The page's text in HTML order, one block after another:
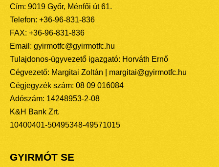
Cím: 9019 Győr, Ménfői út 61.
Telefon: +36-96-831-836
FAX: +36-96-831-836
Email: gyirmotfc@gyirmotfc.hu
Tulajdonos-ügyvezető igazgató: Horváth Ernő
Cégvezető: Margitai Zoltán | margitai@gyirmotfc.hu
Cégjegyzék szám: 08 09 016084
Adószám: 14248953-2-08
K&H Bank Zrt.
10400401-50495348-49571015
GYIRMÓT SE